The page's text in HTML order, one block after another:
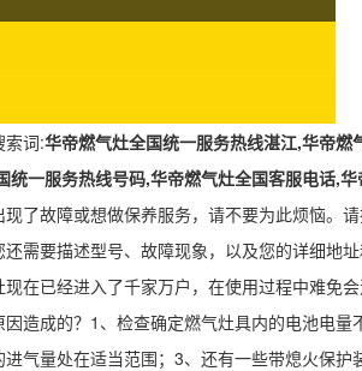
索词:华帝燃气灶全国统一服务热线湛江,华帝
统一服务热线号码,华帝燃气灶全国客服电话,
现了故障或想做保养服务，请不要为此烦恼。
需要描述型号、故障现象，以及您的详细地
在已经进入了千家万户，在使用过程中难免
因造成的？1、检查确定燃气灶具内的电池
气量处在适当范围；3、还有一些带熄火保